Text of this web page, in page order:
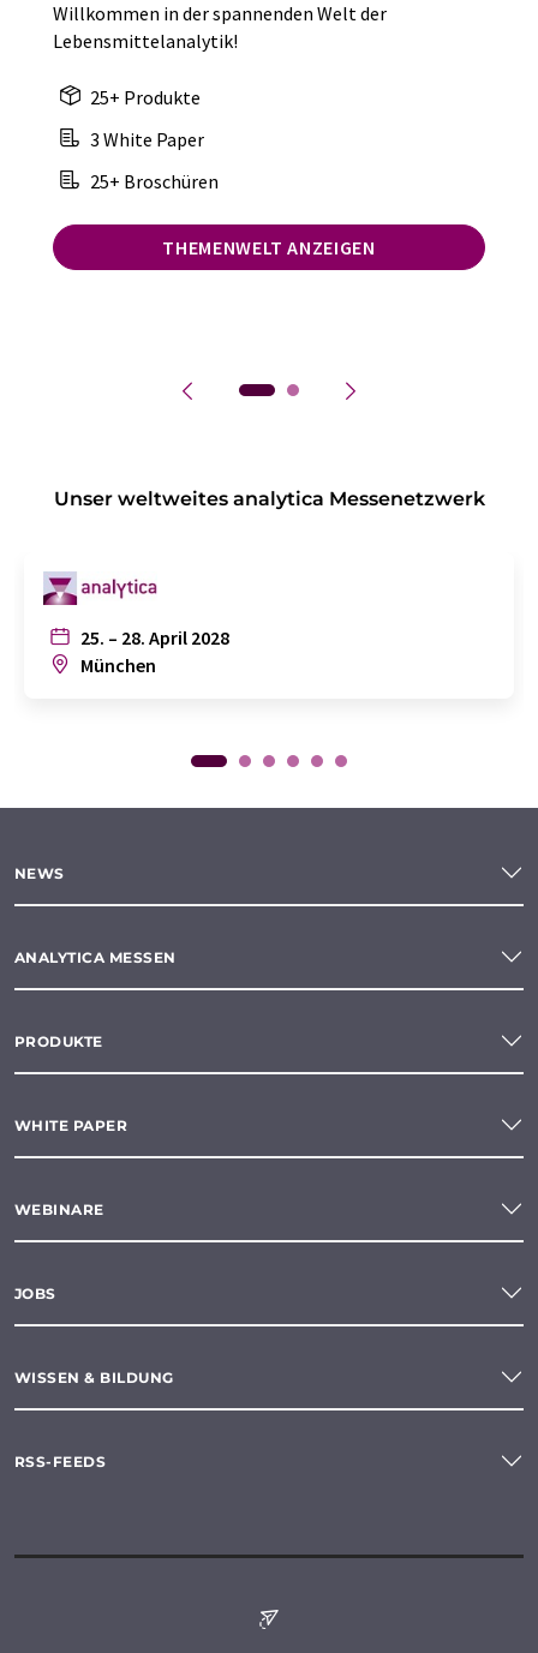
Willkommen in der spannenden Welt der
Lebensmittelanalytik!
25+ Produkte
3 White Paper
25+ Broschüren
THEMENWELT ANZEIGEN
Unser weltweites analytica Messenetzwerk
25. – 28. April 2028
München
NEWS
ANALYTICA MESSEN
PRODUKTE
WHITE PAPER
WEBINARE
JOBS
WISSEN & BILDUNG
RSS-FEEDS